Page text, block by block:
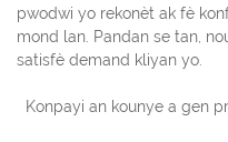
pwodwi yo rekonèt ak fè
mond lan. Pandan se tan,
satisfè demand kliyan yo.
Konpayi an kounye a gen